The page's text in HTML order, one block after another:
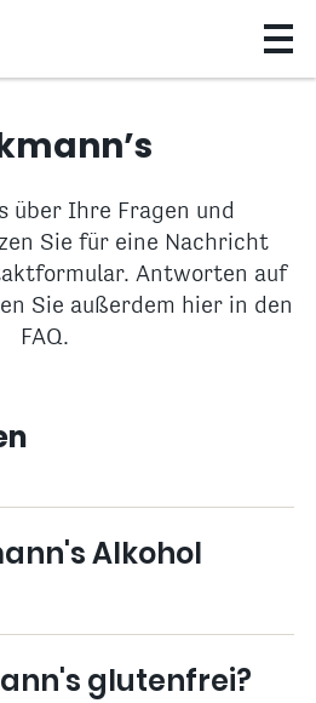
über Ihre Fragen und
Sie für eine Nachricht
Antworten auf
Sie außerdem hier in den
FAQ.
Alkohol
glutenfrei?